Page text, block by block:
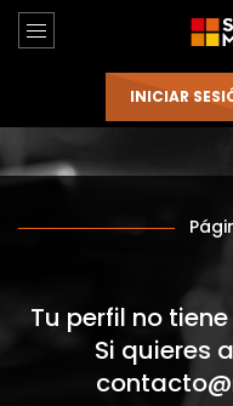
Tu perfil no
Si quieres